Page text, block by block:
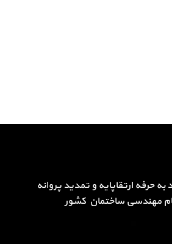
حرفه ارتقاپایه و تمدید پروانه
مهندسی ساختمان کشور